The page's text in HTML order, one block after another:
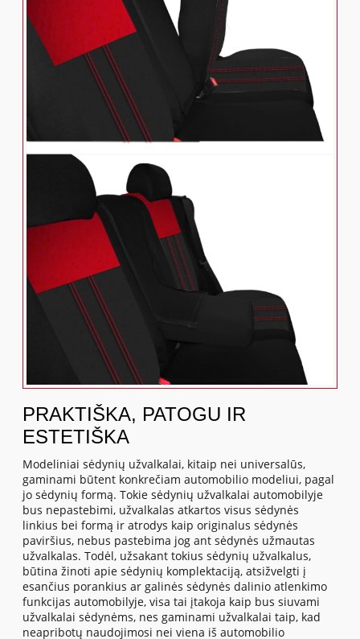
PRAKTIŠKA, PATOGU IR
ESTETIŠKA
Modeliniai sėdynių užvalkalai, kitaip nei universalūs,
gaminami būtent konkrečiam automobilio modeliui, pagal
jo sėdynių formą. Tokie sėdynių užvalkalai automobilyje
bus nepastebimi, užvalkalas atkartos visus sėdynės
linkius bei formą ir atrodys kaip originalus sėdynės
paviršius, nebus pastebima jog ant sėdynės užmautas
užvalkalas. Todėl, užsakant tokius sėdynių užvalkalus,
būtina žinoti apie sėdynių komplektaciją, atsižvelgti į
esančius porankius ar galinės sėdynės dalinio atlenkimo
funkcijas automobilyje, visa tai įtakoja kaip bus siuvami
užvalkalai sėdynėms, nes gaminami užvalkalai taip, kad
neapribotų naudojimosi nei viena iš automobilio